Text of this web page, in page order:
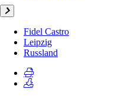
Fidel Castro
Leipzig
Russland